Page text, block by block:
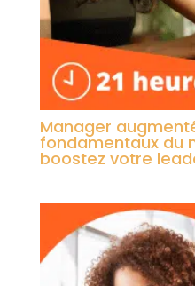
Manager
fondamentaux du
boostez votre